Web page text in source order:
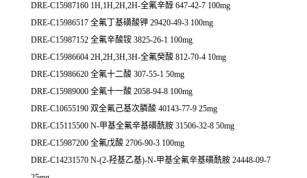
DRE-C15987160 1H,1H,2H,2H-全氟辛醇 647-42-7 100mg
DRE-C15986517 全氟丁基磺酸钾 29420-49-3 100mg
DRE-C15987152 全氟辛酸铵 3825-26-1 100mg
DRE-C15986604 2H,2H,3H,3H-全氟癸酸 812-70-4 10mg
DRE-C15986620 全氟十二酸 307-55-1 50mg
DRE-C15989000 全氟十一酸 2058-94-8 100mg
DRE-C10655190 双全氟己基次膦酸 40143-77-9 25mg
DRE-C15115500 N-甲基全氟辛基磺酰胺 31506-32-8 50mg
DRE-C15987200 全氟戊酸 2706-90-3 100mg
DRE-C14231570 N-(2-羟基乙基)-N-甲基全氟辛基磺酰胺 24448-09-7